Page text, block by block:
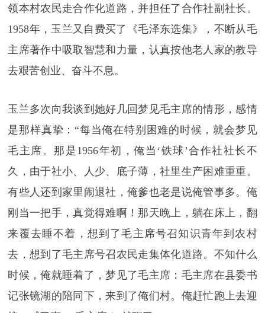
领本村农民走合作化道路，并担任了合作社副社长。
1958年，玉兰又自费买了《毛泽东选集》，不断从毛
主席著作中吸取智慧和力量，认真按他老人家的教导
去艰苦创业、奋斗不息。
玉兰多次向我谈到她好几回梦见毛主席的情形，感情
是那样真挚：“每当俺在特别困难的时候，就会梦见
毛主席。那是1956年初，俺当‘铁球’合作社社长不
久，由于社小、人少、底子薄，社里生产困难重重。
有些人还到家里闹退社，俺爹也老是说俺管事多。俺
刚当一把手，真觉得难啊！那天晚上，躺在床上，翻
来覆去睡不着，想到了毛主席号召知识青年到农村
去，想到了毛主席号召农民走集体化道路。不知什么
时候，俺就睡着了，梦见了毛主席：毛主席在县委书
记张镜湖的陪同下，来到了俺们村。俺赶忙跑上去迎